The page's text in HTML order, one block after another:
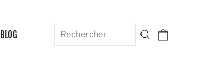
BLOG Recherche